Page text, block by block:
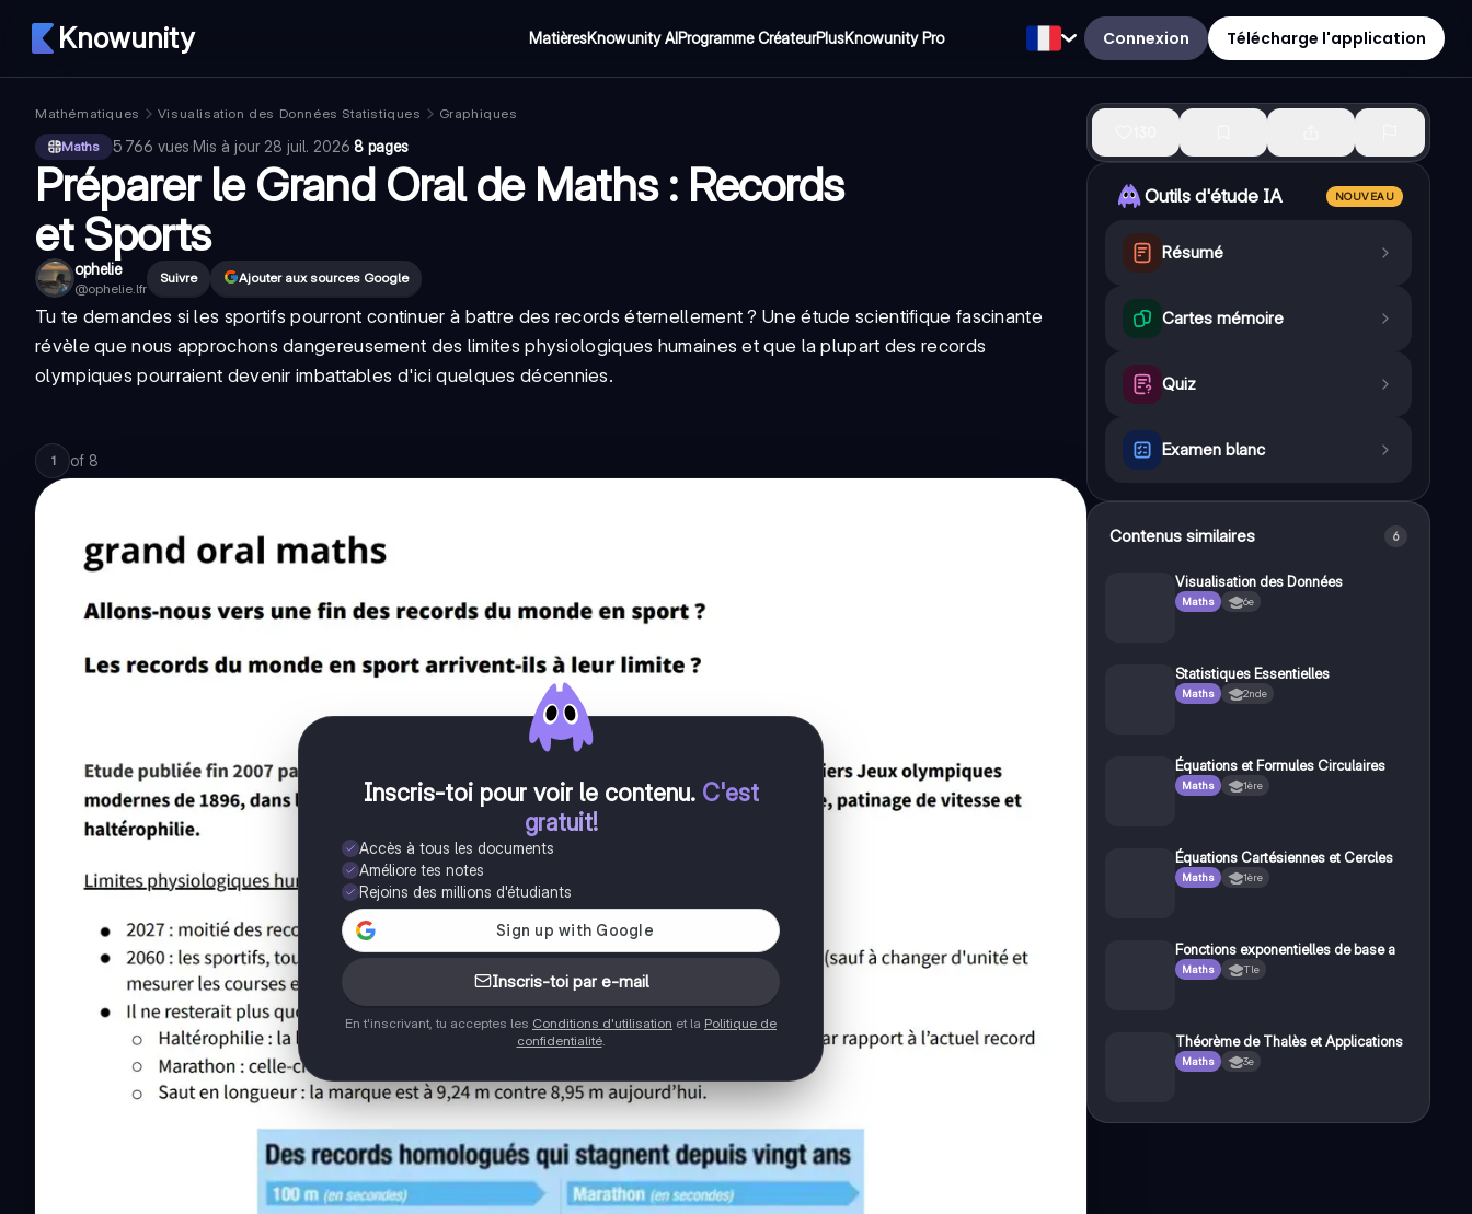
Knowunity MatièresKnowunity AIProgramme CréateurPlusKnowunity Pro Connexion Télécharge l'application
Mathématiques Visualisation des Données Statistiques
Graphiques
Maths
5 766 vues·Mis à jour 28 juil. 2026·8 pages
Préparer le Grand Oral de Maths : Records
et Sports
ophelie
@ophelie.lfr
Suivre Ajouter aux sources Google
Tu te demandes si les sportifs pourront continuer à battre des records éternellement ? Une étude scientifique fascinante
révèle que nous approchons dangereusement des limites physiologiques humaines et que la plupart des records
olympiques pourraient devenir imbattables d'ici quelques décennies.
1 of 8
Inscris-toi pour voir le contenu. C'est
gratuit!
Accès à tous les documents
Améliore tes notes
Rejoins des millions d'étudiants
Inscris-toi par e-mail
En t'inscrivant, tu acceptes les Conditions d'utilisation et la Politique de
confidentialité.
Outils d'étude IA NOUVEAU
Résumé
Cartes mémoire
Quiz
Examen blanc
Contenus similaires 6
Visualisation des Données
Maths 6e
Statistiques Essentielles
Maths 2nde
Équations et Formules Circulaires
Maths 1ère
Équations Cartésiennes et Cercles
Maths 1ère
Fonctions exponentielles de base a
Maths Tle
Théorème de Thalès et Applications
Maths 3e